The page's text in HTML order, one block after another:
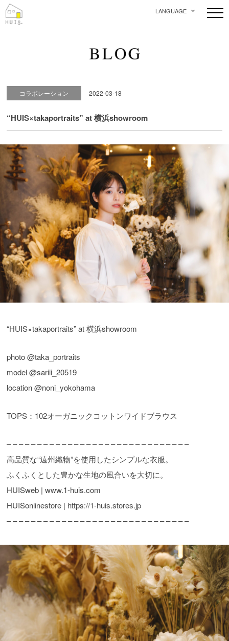
LANGUAGE
コラボレーション 2022-03-18
“HUIS×takaportraits” at 横浜showroom
“HUIS×takaportraits” at 横浜showroom
photo @taka_portraits
model @sariii_20519
location @noni_yokohama
TOPS：102オーガニックコットンワイドブラウス
– – – – – – – – – – – – – – – – – – – – – – – – – – – – – –
高品質な“遠州織物”を使用したシンプルな衣服。
ふくふくとした豊かな生地の風合いを大切に。
HUISweb | www.1-huis.com
HUISonlinestore | https://1-huis.stores.jp
– – – – – – – – – – – – – – – – – – – – – – – – – – – – – –